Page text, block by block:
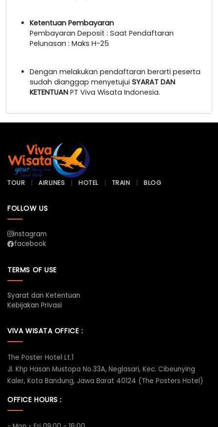
Ketentuan Pembayaran
Pembayaran Deposit : Saat Pendaftaran
Pelunasan : Maks H-25
Dengan melakukan pendaftaran berarti peserta
sudah dianggap menyetujui SYARAT DAN
KETENTUAN PT Viva Wisata Indonesia.
TOUR AIRLINES HOTEL TRAIN BLOG
FOLLOW US
instagram
facebook
TERMS OF USE
Syarat dan Ketentuan
Kebijakan Privasi
VIVA WISATA OFFICE :
The Poster Hotel Lt.1
Jl. Khp Hasan Mustopa No.33A, Neglasari, Kec. Cibeunying
Kaler, Kota Bandung, Jawa Barat 40124 (The Posters Hotel)
OFFICE HOURS :